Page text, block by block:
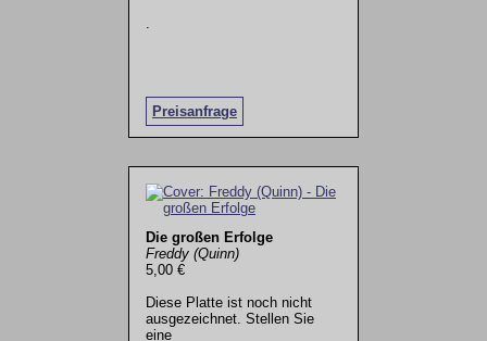
Preisanfrage
Die großen Erfolge
Freddy (Quinn)
5,00 €
Diese Platte ist noch nicht
ausgezeichnet. Stellen Sie
eine